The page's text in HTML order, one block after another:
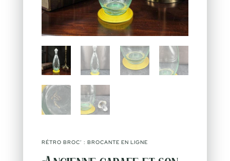
RÉTRO BROC’ : BROCANTE EN LIGNE